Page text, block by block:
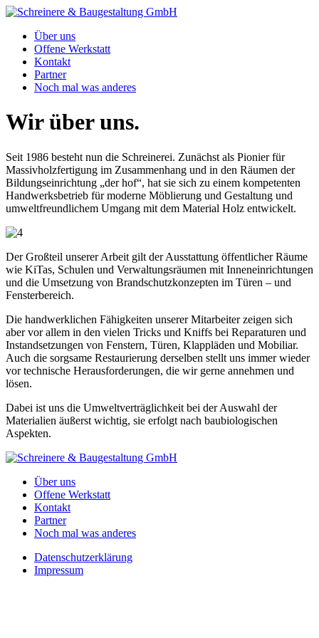
Über uns
Offene Werkstatt
Kontakt
Partner
Noch mal was anderes
Wir über uns.
Seit 1986 besteht nun die Schreinerei. Zunächst als Pionier für
Massivholzfertigung im Zusammenhang und in den Räumen der
Bildungseinrichtung „der hof“, hat sie sich zu einem kompetenten
Handwerksbetrieb für moderne Möblierung und Gestaltung und
umweltfreundlichem Umgang mit dem Material Holz entwickelt.
Der Großteil unserer Arbeit gilt der Ausstattung öffentlicher Räume
wie KiTas, Schulen und Verwaltungsräumen mit Inneneinrichtungen
und die Umsetzung von Brandschutzkonzepten im Türen – und
Fensterbereich.
Die handwerklichen Fähigkeiten unserer Mitarbeiter zeigen sich
aber vor allem in den vielen Tricks und Kniffs bei Reparaturen und
Instandsetzungen von Fenstern, Türen, Klappläden und Mobiliar.
Auch die sorgsame Restaurierung derselben stellt uns immer wieder
vor technische Herausforderungen, die wir gerne annehmen und
lösen.
Dabei ist uns die Umweltverträglichkeit bei der Auswahl der
Materialien äußerst wichtig, sie erfolgt nach baubiologischen
Aspekten.
Über uns
Offene Werkstatt
Kontakt
Partner
Noch mal was anderes
Datenschutzerklärung
Impressum